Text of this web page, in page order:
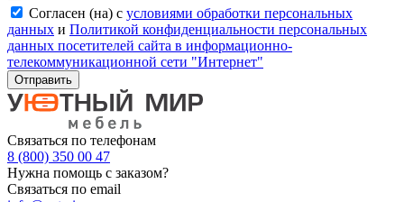
Согласен (на) с условиями обработки персональных
данных и Политикой конфиденциальности персональных
данных посетителей сайта в информационно-
телекоммуникационной сети "Интернет"
Отправить
Связаться по телефонам
8 (800) 350 00 47
Нужна помощь с заказом?
Связаться по email